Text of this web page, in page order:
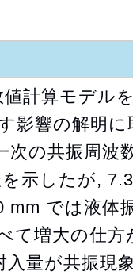
計算モデル
影響の解明
次の共振周波
示したが,
mm では液体
て増大の仕
入量が共振現